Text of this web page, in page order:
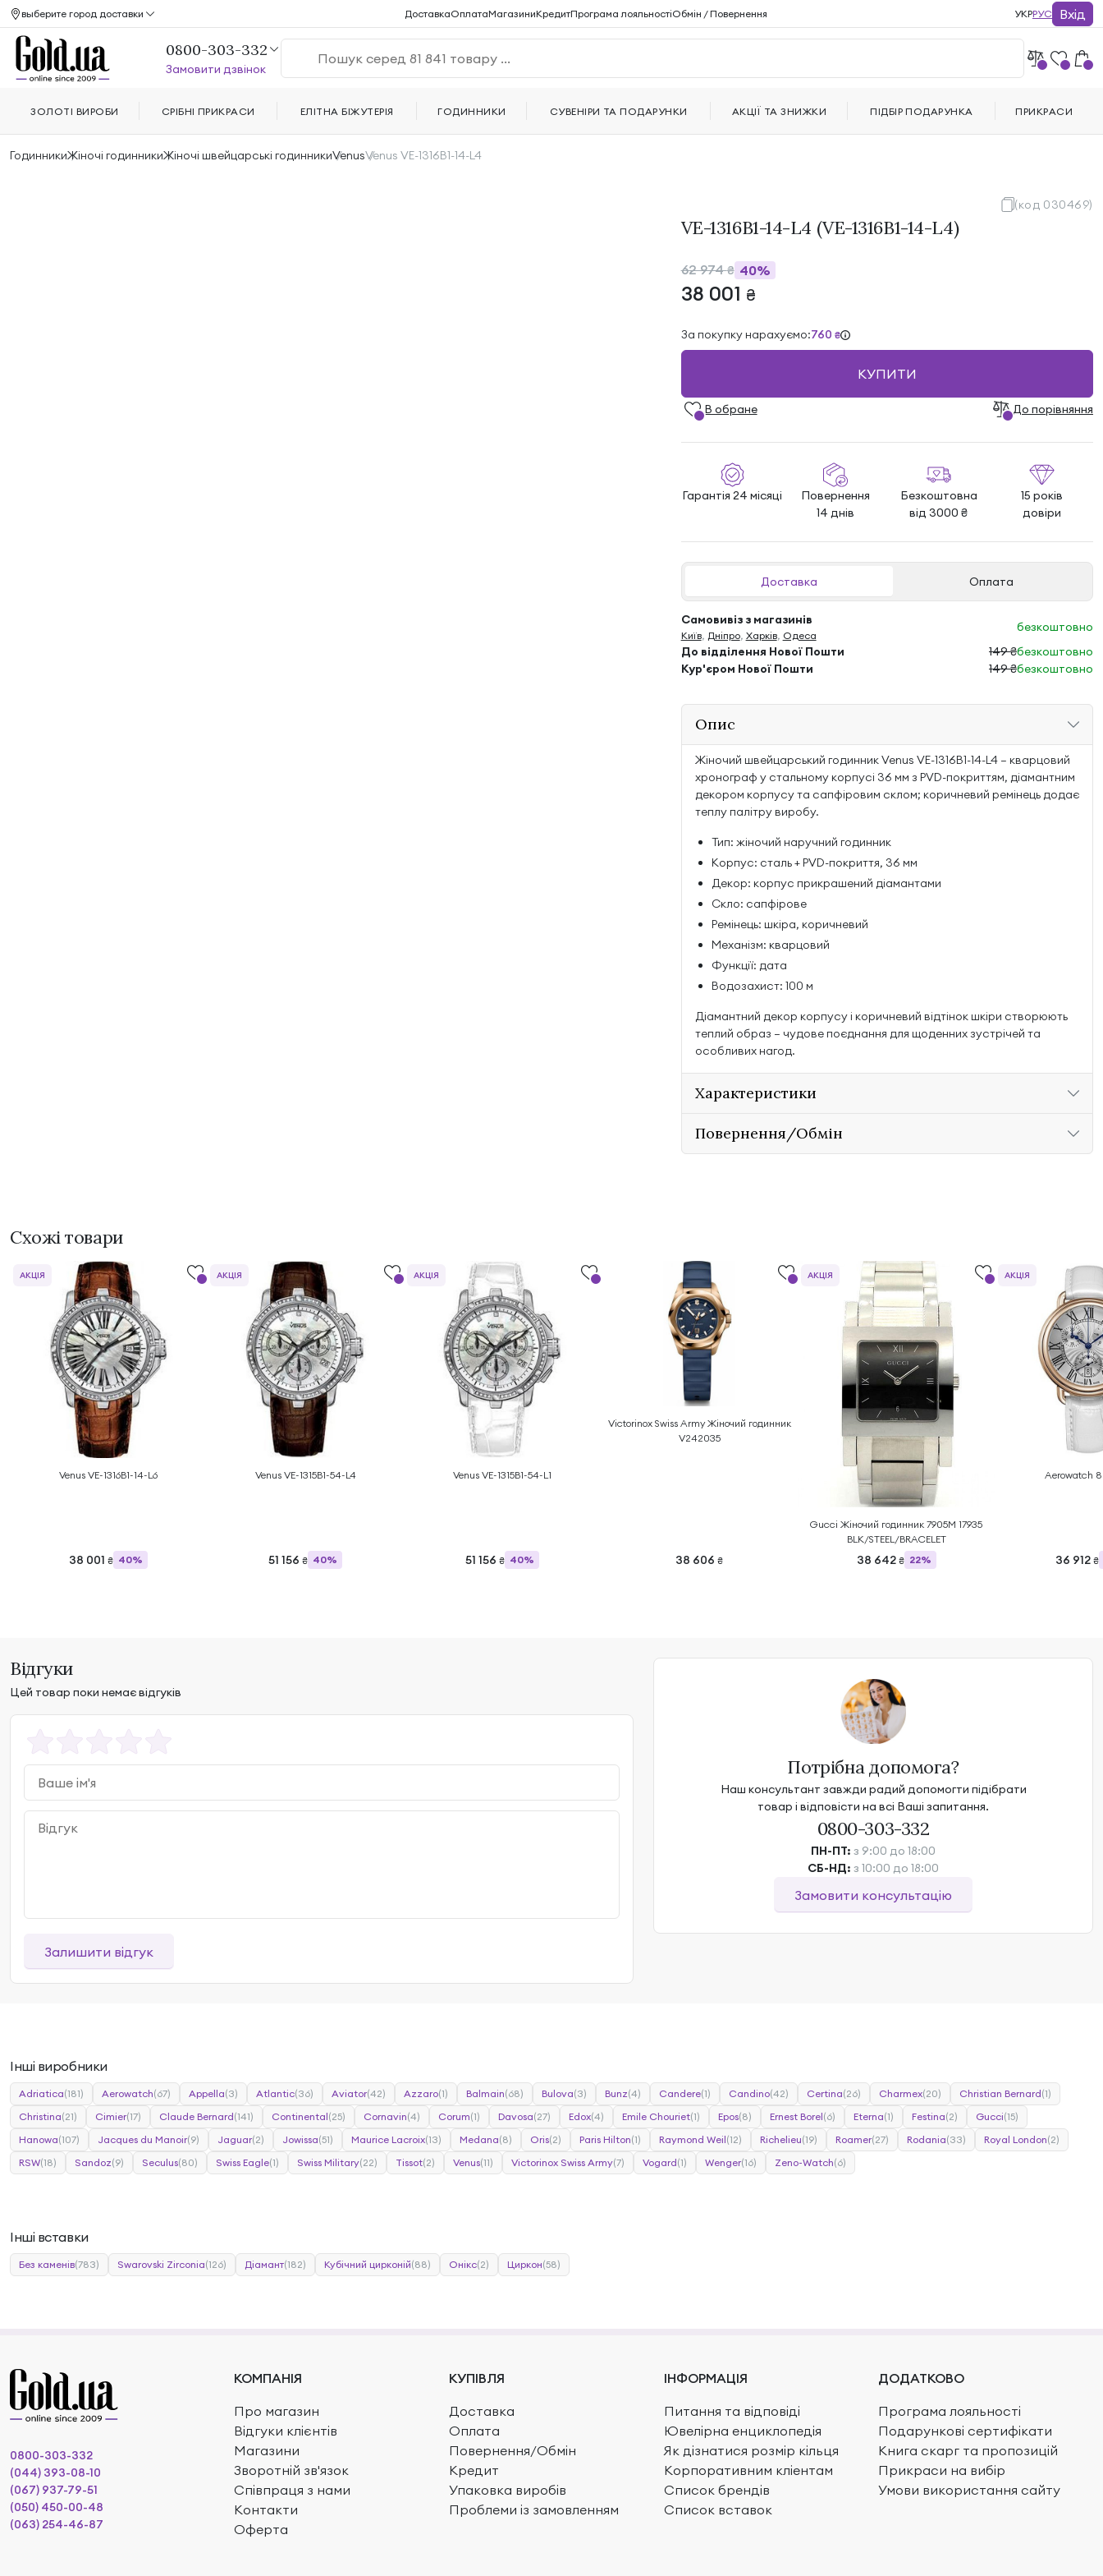
ГодинникиЖіночі годинникиЖіночі швейцарські годинникиVenusVenus VE-1316B1-14-L4
(код 030469)
VE-1316B1-14-L4 (VE-1316B1-14-L4)
62 974₴ 40%
38 001 ₴
За покупку нарахуємо:760 ₴
КУПИТИ
В обране До порівняння
Гарантія 24 місяці
Повернення
14 днів
Безкоштовна
від 3000 ₴
15 років
довіри
Доставка Оплата
Самовивіз з магазинів
Київ, Дніпро, Харків, Одеса
безкоштовно
До відділення Нової Пошти
149 ₴безкоштовно
Кур'єром Нової Пошти
149 ₴безкоштовно
Опис
Жіночий швейцарський годинник Venus VE-1316B1-14-L4 — кварцовий
хронограф у стальному корпусі 36 мм з PVD-покриттям, діамантним
декором корпусу та сапфіровим склом; коричневий ремінець додає
теплу палітру виробу.
Тип: жіночий наручний годинник
Корпус: сталь + PVD-покриття, 36 мм
Декор: корпус прикрашений діамантами
Скло: сапфірове
Ремінець: шкіра, коричневий
Механізм: кварцовий
Функції: дата
Водозахист: 100 м
Діамантний декор корпусу і коричневий відтінок шкіри створюють
теплий образ — чудове поєднання для щоденних зустрічей та
особливих нагод.
Характеристики
Повернення/Обмін
Схожі товари
Venus VE-1316B1-14-L6
38 001 ₴ 40%
АКЦІЯ
Venus VE-1315B1-54-L4
51 156 ₴ 40%
АКЦІЯ
Venus VE-1315B1-54-L1
51 156 ₴ 40%
АКЦІЯ
Victorinox Swiss Army Жіночий годинник
V242035
38 606 ₴
Gucci Жіночий годинник 7905M 17935
BLK/STEEL/BRACELET
38 642 ₴ 22%
АКЦІЯ
Aerowatch
36 912 ₴
АКЦІЯ
Відгуки
Цей товар поки немає відгуків
Залишити відгук
Потрібна допомога?
Наш консультант завжди радий допомогти підібрати
товар і відповісти на всі Ваші запитання.
0800-303-332
ПН-ПТ: з 9:00 до 18:00
СБ-НД: з 10:00 до 18:00
Замовити консультацію
Інші виробники
Adriatica(181) Aerowatch(67) Appella(3) Atlantic(36) Aviator(42) Azzaro(1) Balmain(68) Bulova(3) Bunz(4) Candere(1) Candino(42) Certina(26) Charmex(20) Christian Bernard(1)
Christina(21) Cimier(17) Claude Bernard(141) Continental(25) Cornavin(4) Corum(1) Davosa(27) Edox(4) Emile Chouriet(1) Epos(8) Ernest Borel(6) Eterna(1) Festina(2) Gucci(15)
Hanowa(107) Jacques du Manoir(9) Jaguar(2) Jowissa(51) Maurice Lacroix(13) Medana(8) Oris(2) Paris Hilton(1) Raymond Weil(12) Richelieu(19) Roamer(27) Rodania(33) Royal London(2)
RSW(18) Sandoz(9) Seculus(80) Swiss Eagle(1) Swiss Military(22) Tissot(2) Venus(11) Victorinox Swiss Army(7) Vogard(1) Wenger(16) Zeno-Watch(6)
Інші вставки
Без каменів(783) Swarovski Zirconia(126) Діамант(182) Кубічний цирконій(88) Онікс(2) Циркон(58)
выберите город доставки ДоставкаОплатаМагазиниКредитПрограма лояльностіОбмін / Повернення УКРРУС Вхід
0800-303-332
Замовити дзвінок
ЗОЛОТІ ВИРОБИ СРІБНІ ПРИКРАСИ ЕЛІТНА БІЖУТЕРІЯ ГОДИННИКИ СУВЕНІРИ ТА ПОДАРУНКИ АКЦІЇ ТА ЗНИЖКИ ПІДБІР ПОДАРУНКА ПРИКРАСИ
КОМПАНІЯ
Про магазин
Відгуки клієнтів
Магазини
Зворотній зв'язок
Співпраця з нами
Контакти
Оферта
КУПІВЛЯ
Доставка
Оплата
Повернення/Обмін
Кредит
Упаковка виробів
Проблеми із замовленням
ІНФОРМАЦІЯ
Питання та відповіді
Ювелірна енциклопедія
Як дізнатися розмір кільця
Корпоративним кліентам
Список брендів
Список вставок
ДОДАТКОВО
Програма лояльності
Подарункові сертифікати
Книга скарг та пропозицій
Прикраси на вибір
Умови використання сайту
0800-303-332
(044) 393-08-10
(067) 937-79-51
(050) 450-00-48
(063) 254-46-87